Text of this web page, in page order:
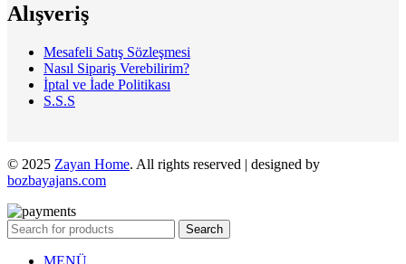
Alışveriş
Mesafeli Satış Sözleşmesi
Nasıl Sipariş Verebilirim?
İptal ve İade Politikası
S.S.S
© 2025 Zayan Home. All rights reserved | designed by
bozbayajans.com
Search
MENÜ